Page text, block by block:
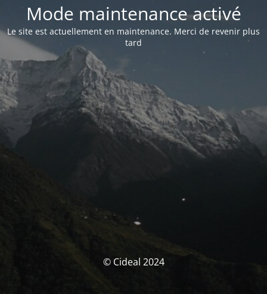
Mode maintenance activé
Le site est actuellement en maintenance. Merci de revenir plus
tard
© Cideal 2024